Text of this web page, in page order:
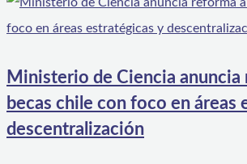
Ministerio de Ciencia anuncia
becas chile con foco en áreas
descentralización